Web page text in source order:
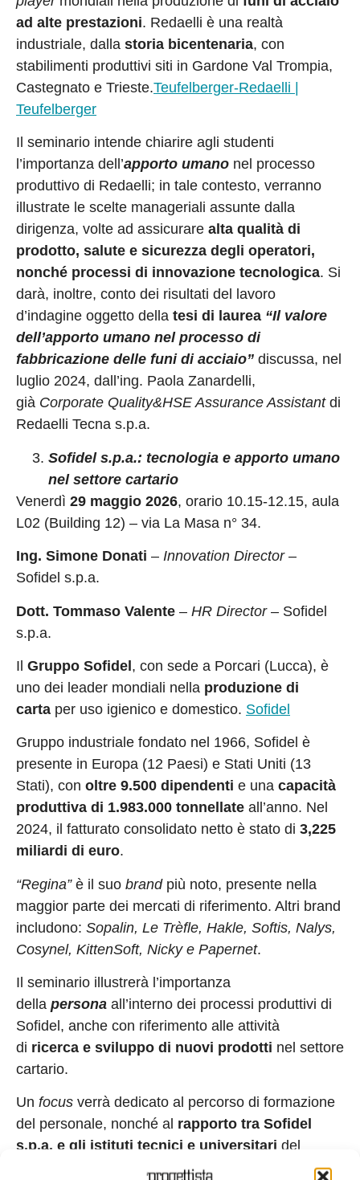
ad alte prestazioni. Redaelli è una realtà
industriale, dalla storia bicentenaria, con
stabilimenti produttivi siti in Gardone Val Trompia,
Castegnato e Trieste.Teufelberger-Redaelli |
Teufelberger
Il seminario intende chiarire agli studenti
l’importanza dell’apporto umano nel processo
produttivo di Redaelli; in tale contesto, verranno
illustrate le scelte manageriali assunte dalla
dirigenza, volte ad assicurare alta qualità di
prodotto, salute e sicurezza degli operatori,
nonché processi di innovazione tecnologica. Si
darà, inoltre, conto dei risultati del lavoro
d’indagine oggetto della tesi di laurea “Il valore
dell’apporto umano nel processo di
fabbricazione delle funi di acciaio” discussa, nel
luglio 2024, dall’ing. Paola Zanardelli,
già Corporate Quality&HSE Assurance Assistantdi
Redaelli Tecna s.p.a.
Sofidel s.p.a.: tecnologia e apporto umano
nel settore cartario
Venerdì 29 maggio 2026, orario 10.15-12.15, aula
L02 (Building 12) – via La Masa n° 34.
Ing. Simone Donati – Innovation Director–
Sofidel s.p.a.
Dott. Tommaso Valente – HR Director– Sofidel
s.p.a.
Il Gruppo Sofidel, con sede a Porcari (Lucca), è
uno dei leader mondiali nella produzione di
carta per uso igienico e domestico. Sofidel
Gruppo industriale fondato nel 1966, Sofidel è
presente in Europa (12 Paesi) e Stati Uniti (13
Stati), con oltre 9.500 dipendenti e una capacità
produttiva di 1.983.000 tonnellate all’anno. Nel
2024, il fatturato consolidato netto è stato di 3,225
miliardi di euro.
“Regina”è il suo brandpiù noto, presente nella
maggior parte dei mercati di riferimento. Altri brand
includono: Sopalin, Le Trèfle, Hakle, Softis, Nalys,
Cosynel, KittenSoft, Nicky e Papernet.
Il seminario illustrerà l’importanza
della persona all’interno dei processi produttivi di
Sofidel, anche con riferimento alle attività
di ricerca e sviluppo di nuovi prodotti nel settore
cartario.
Un focus verrà dedicato al percorso di formazione
del personale, nonché al rapporto tra Sofidel
s.p.a. e gli istituti tecnici e universitari del
territorio di Lucca, per la formazione delle future